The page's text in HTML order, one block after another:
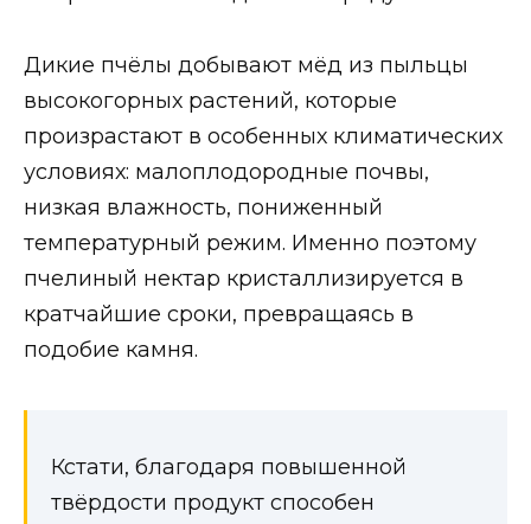
Дикие пчёлы добывают мёд из пыльцы
высокогорных растений, которые
произрастают в особенных климатических
условиях: малоплодородные почвы,
низкая влажность, пониженный
температурный режим. Именно поэтому
пчелиный нектар кристаллизируется в
кратчайшие сроки, превращаясь в
подобие камня.
Кстати, благодаря повышенной
твёрдости продукт способен